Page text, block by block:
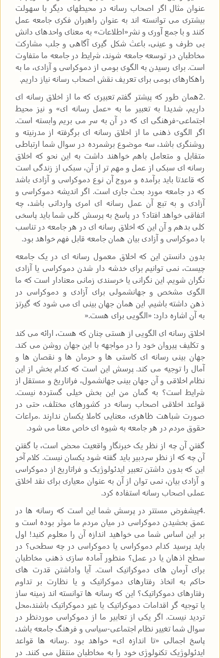
عنوان مثال اگر اصحاب رسانه در محیطهای دیگر با سهولت
بیشتری می توانسته اند به عنوان راهبران فکری جامعه عمل
کنند و با جمع آوری و نشر«اطلاعات» به معنای واحدهای دانش
بی طرف و عینی، باعث شکل گیری آگاهی و جلب مشارکت
مخاطبان در توسعه جامعه شوند، شرایط در جامعه ما متفاوت
است. برای رسیدن به الگوی بومی از دموکراسی و آزادی، ما به
راهکارهای بومی برای تعریف نقش اصحاب رسانه نیاز داریم.
2.همان طور که پیشتر گفتم تعبیری که ما از اخلاق رسانه ای
داریم، شدیدا به تعبیر ما به «عمل رسانه ای» و نیز محیط
اجتماعی-فرهنگی ای که در آن به سر می بریم وابسته است.
اگر الگوی ذهنی ما از اخلاق رسانه ای برگرفته از مدرنیته و
روشنگری باشد، سه موضوع برشمرده در سوال شما ارتباطی
متقابل و متعامل باهم خواهند داشت به این نحو که اخلاق
رسانه ای سبکی از عمل و مهم تر از آن، سبکی از زندگی است
که قاعدتا باید برآمده و مروج آن نوع دموکراسی و آزادی باشد
که در جامعه مورد بحث جاری است. اگر اندیشه دموکراسی و
آزادی و به تبع آن عمل رسانه ای امری وارداتی باشد، چه
اتفاقی خواهد افتاد؟ در پاسخ به پرسش کلی شما باید پاسخی
کلی بدهم و آن این که اخلاق رسانه ای در هر جامعه در تناسب
با دموکراسی و آزادی بیان همان جامعه قابل فهم خواهد بود.
بدون دانستن این که اخلاق معمول رسانه ای در یک جامعه
چیست، نمی توانیم برای خدشه دار شدن دموکراسی یا آزادی
نگران شویم. این نگرانی یا خرسندی زمانی معنادار است که ما
الگوی مشخص و جهانشمولی برای آزادی و دموکراسی در
ذهن داشته باشیم. این همان جهان بینی ای می شود که گیرتز
به آن اشاره دارد: «الگویی برای هست».
اخلاق رسانه ای الگویی از هستی چنان که هست، ارائه می کند
و تکلیف پیروان خود را در مواجهه با این جهان روشن می کند.
جهان بینی رسانه ای کاستی ها و حرمان ها و نقصان ها و
آمال را توجیه می کند. پرسش این است که کدام بخش از این
نظام اخلاقی و آن جهان بینی جهانشمول، فراتاریخ و مستقل از
شرایط است؟ به گمان من این بخش خیلی گسترده نیست.
قواعد اخلاقی اصحاب رسانه در کشورهای مختلف، حتی در
صورت شباهت ظاهری، معنایی کاملا یکسان ندارند .مراعات
حقوق مردم در هر جامعه به شیوه ای خاص معنا می شود.
گفتنِ آن چه از نظر یک خبرنگار واقعیت محض است، با گفتنِ
آن چه که از نظر سردبیر باید گفته شود یکسان نیست. کلام آخر
این که بدون داشتن تعبیر ایدئولوژیک و فراتاریخ از دموکراسی
و آزادی بیان، نمی توان از آن به عنوان معیاری برای نقد اخلاق
عملی اصحاب رسانه استفاده کرد.
4.پیشفرض مستتر در پرسش شما این است که رسانه ها در
عمق بخشیدن دموکراسی در میان مردم ما موثر بوده است و
بر این اساس شما می خواهید اندازه آن را معلوم کنید! اول
باید پرسید کدام دموکراسی یا دموکراسی در چه سطحی؟ در
سطح اذهان یا در عمل؟ منظور آماده سازی ذهنی مخاطبان
برای آرمان های دموکراتیک است. آیا واداشتن قدرت های
حاکم به اتخاذ رفتارهای دموکراتیک و یا نظارت بر تداوم
رفتارهای دموکراتیک؟ این که رسانه ها توانسته اند زمینه ساز
یا توجیه گر اقدامات دموکراتیک یا غیر دموکراتیک باشند،محل
تردید نیست. اگر یکی از تعابیر ما از دموکراسی موردنظر در
سوال شما تغییر نظام اجتماعی-سیاسی و فرهنگ جامعه باشد،
پاسخ اجمالی «تا اندازه ای» خواهد بود .رسانه ها قواعد
ایدئولوژیک تکنولوژی خود را به مخاطبان منتقل می کنند. در